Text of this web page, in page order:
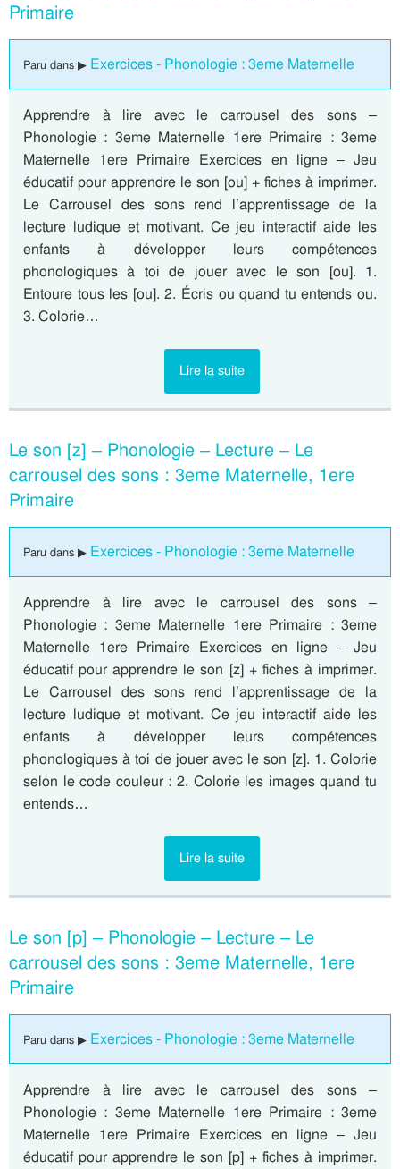
Primaire
Paru dans ▶ Exercices - Phonologie : 3eme Maternelle
Apprendre à lire avec le carrousel des sons –
Phonologie : 3eme Maternelle 1ere Primaire : 3eme
Maternelle 1ere Primaire Exercices en ligne – Jeu
éducatif pour apprendre le son [ou] + fiches à imprimer.
Le Carrousel des sons rend l’apprentissage de la
lecture ludique et motivant. Ce jeu interactif aide les
enfants à développer leurs compétences
phonologiques à toi de jouer avec le son [ou]. 1.
Entoure tous les [ou]. 2. Écris ou quand tu entends ou.
3. Colorie…
Lire la suite
Le son [z] – Phonologie – Lecture – Le
carrousel des sons : 3eme Maternelle, 1ere
Primaire
Paru dans ▶ Exercices - Phonologie : 3eme Maternelle
Apprendre à lire avec le carrousel des sons –
Phonologie : 3eme Maternelle 1ere Primaire : 3eme
Maternelle 1ere Primaire Exercices en ligne – Jeu
éducatif pour apprendre le son [z] + fiches à imprimer.
Le Carrousel des sons rend l’apprentissage de la
lecture ludique et motivant. Ce jeu interactif aide les
enfants à développer leurs compétences
phonologiques à toi de jouer avec le son [z]. 1. Colorie
selon le code couleur : 2. Colorie les images quand tu
entends…
Lire la suite
Le son [p] – Phonologie – Lecture – Le
carrousel des sons : 3eme Maternelle, 1ere
Primaire
Paru dans ▶ Exercices - Phonologie : 3eme Maternelle
Apprendre à lire avec le carrousel des sons –
Phonologie : 3eme Maternelle 1ere Primaire : 3eme
Maternelle 1ere Primaire Exercices en ligne – Jeu
éducatif pour apprendre le son [p] + fiches à imprimer.